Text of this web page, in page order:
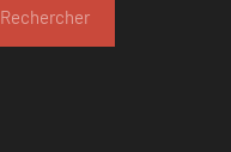
Rechercher